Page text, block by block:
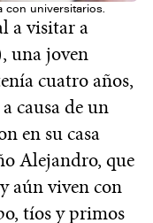
con universitarios.
a visitar a
una joven
cuatro años,
causa de un
en su casa
Alejandro, que
aún viven con
tíos y primos